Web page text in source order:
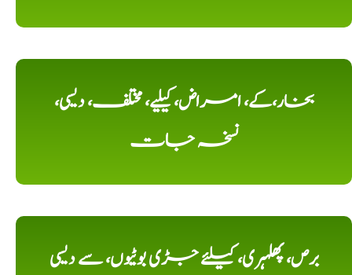
بخار،کے، امراض، کیلیے، مختلف، دیسی،
نسخہ جات
برص، پھلہری، کیلئے جڑی بوٹیوں، سے دیسی